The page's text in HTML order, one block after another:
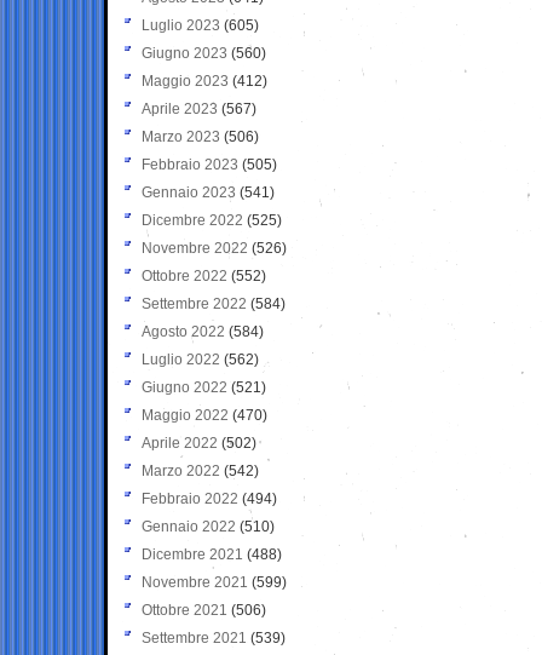
Luglio 2023 (605)
Giugno 2023 (560)
Maggio 2023 (412)
Aprile 2023 (567)
Marzo 2023 (506)
Febbraio 2023 (505)
Gennaio 2023 (541)
Dicembre 2022 (525)
Novembre 2022 (526)
Ottobre 2022 (552)
Settembre 2022 (584)
Agosto 2022 (584)
Luglio 2022 (562)
Giugno 2022 (521)
Maggio 2022 (470)
Aprile 2022 (502)
Marzo 2022 (542)
Febbraio 2022 (494)
Gennaio 2022 (510)
Dicembre 2021 (488)
Novembre 2021 (599)
Ottobre 2021 (506)
Settembre 2021 (539)